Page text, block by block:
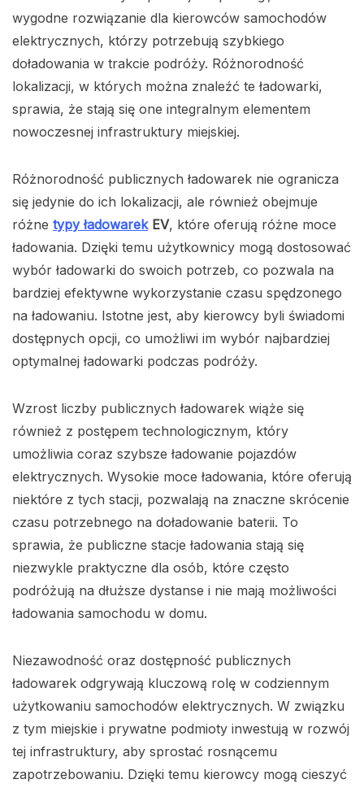
wygodne rozwiązanie dla kierowców samochodów
elektrycznych, którzy potrzebują szybkiego
doładowania w trakcie podróży. Różnorodność
lokalizacji, w których można znaleźć te ładowarki,
sprawia, że stają się one integralnym elementem
nowoczesnej infrastruktury miejskiej.
Różnorodność publicznych ładowarek nie ogranicza
się jedynie do ich lokalizacji, ale również obejmuje
różne typy ładowarekEV, które oferują różne moce
ładowania. Dzięki temu użytkownicy mogą dostosować
wybór ładowarki do swoich potrzeb, co pozwala na
bardziej efektywne wykorzystanie czasu spędzonego
na ładowaniu. Istotne jest, aby kierowcy byli świadomi
dostępnych opcji, co umożliwi im wybór najbardziej
optymalnej ładowarki podczas podróży.
Wzrost liczby publicznych ładowarek wiąże się
również z postępem technologicznym, który
umożliwia coraz szybsze ładowanie pojazdów
elektrycznych. Wysokie moce ładowania, które oferują
niektóre z tych stacji, pozwalają na znaczne skrócenie
czasu potrzebnego na doładowanie baterii. To
sprawia, że publiczne stacje ładowania stają się
niezwykle praktyczne dla osób, które często
podróżują na dłuższe dystanse i nie mają możliwości
ładowania samochodu w domu.
Niezawodność oraz dostępność publicznych
ładowarek odgrywają kluczową rolę w codziennym
użytkowaniu samochodów elektrycznych. W związku
z tym miejskie i prywatne podmioty inwestują w rozwój
tej infrastruktury, aby sprostać rosnącemu
zapotrzebowaniu. Dzięki temu kierowcy mogą cieszyć